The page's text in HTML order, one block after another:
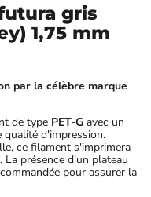
gris
1,75 mm
par la célèbre marque
de type PET-G avec un
d'impression.
ce filament s'imprimera
présence d'un plateau
pour assurer la